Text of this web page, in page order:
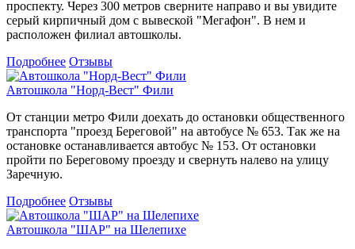
проспекту. Через 300 метров сверните направо и вы увидите
серый кирпичный дом с вывеской "Мегафон". В нем и
расположен филиал автошколы.
Подробнее Отзывы
Автошкола "Норд-Вест" Фили
От станции метро Фили доехать до остановки общественного
транспорта "проезд Береговой" на автобусе № 653. Так же на
остановке останавливается автобус № 153. От остановки
пройти по Береговому проезду и свернуть налево на улицу
Заречную.
Подробнее Отзывы
Автошкола "ШАР" на Шелепихе